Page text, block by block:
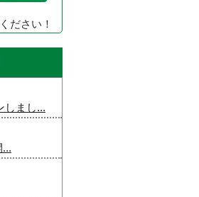
ださい！
しまし...
...